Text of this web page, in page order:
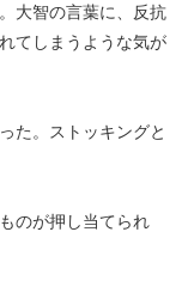
大智の言葉に、反抗
てしまうような気が
た。ストッキングと
のが押し当てられ